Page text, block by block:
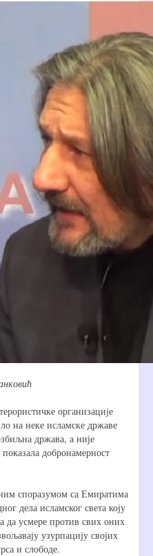
организације
на неке исламске државе
држава, a није
добронамерност
споразумом са Емиратима
дела исламског света коју
да усмере против свих оних
узурпацију својих
и слободе.